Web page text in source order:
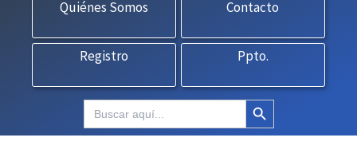
Quiénes Somos Contacto
Registro Ppto.
Buscar: Botón de búsqueda